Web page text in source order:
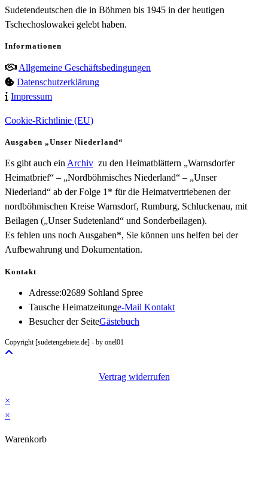
Sudetendeutschen die in Böhmen bis 1945 in der heutigen
Tschechoslowakei gelebt haben.
Informationen
Allgemeine Geschäftsbedingungen
Datenschutzerklärung
Impressum
Cookie-Richtlinie (EU)
Ausgaben „Unser Niederland“
Es gibt auch ein Archiv zu den Heimatblättern „Warnsdorfer
Heimatbrief“ – „Nordböhmisches Niederland“ – „Unser
Niederland“ ab der Folge 1* für die Heimatvertriebenen der
nordböhmischen Kreise Warnsdorf, Rumburg, Schluckenau, mit
Beilagen („Unser Sudetenland“ und Sonderbeilagen).
Es fehlen uns noch Ausgaben*, Sie können uns helfen bei der
Aufbewahrung und Dokumentation.
Kontakt
Adresse:02689 Sohland Spree
Tausche Heimatzeitunge-Mail KontaktOpens
Besucher der SeiteGästebuch
Copyright [sudetengebiete.de] - by onel01
Vertrag widerrufen
×
×
Warenkorb